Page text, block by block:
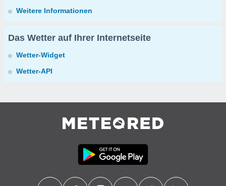
Weitere Informationen
Das Wetter auf Ihrer Internetseite
Wetter-Widget
Wetter-API